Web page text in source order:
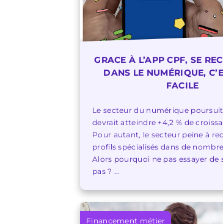
GRACE À L’APP CPF, SE
DANS LE NUMÉRIQUE,
FACILE
Le secteur du numérique
devrait atteindre +4,2 % de
Pour autant, le secteur peine à
profils spécialisés dans de
Alors pourquoi ne pas essayer de
pas ? ...
Financement métier